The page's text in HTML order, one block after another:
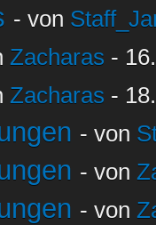
- von
Zacharas -
Zacharas -
- von
- von
- von